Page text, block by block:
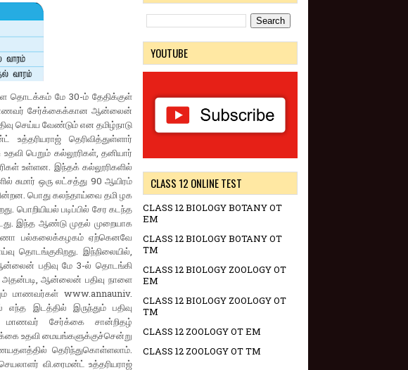
தொடக்கம் மே 30-ம் தேதிக்குள்
மாணவர் சேர்க்கைக்கான ஆன்லைன்
செய்ய வேண்டும் என தமிழ்நாடு
தெரிவித்துள்ளார்
பெறும் கல்லூரிகள், தனியார்
உள்ளன. இந்தக் கல்லூரிகளில்
சுமார் ஒரு லட்சத்து 90 ஆயிரம்
பொது கலந்தாய்வை தமி ழக
பொறியியல் படிப்பில் சேர கடந்த
இந்த ஆண்டு முதல் முறையாக
பல்கலைக்கழகம் ஏற்கெனவே
தொடங்குகிறது. இந்நிலையில்,
பதிவு மே 3-ல் தொடங்கி
அதன்படி, ஆன்லைன் பதிவு நாளை
மாணவர்கள் www.annauniv.
இடத்தில் இருந்தும் பதிவு
சேர்க்கை சான்றிதழ்
உதவி மையங்களுக்குச்சென்று
தெரிந்துகொள்ளலாம்.
வி.ரைமன்ட் உத்தரியராஜ்
YOUTUBE
CLASS 12 ONLINE TEST
CLASS 12 BIOLOGY BOTANY OT
EM
CLASS 12 BIOLOGY BOTANY OT
TM
CLASS 12 BIOLOGY ZOOLOGY OT
EM
CLASS 12 BIOLOGY ZOOLOGY OT
TM
CLASS 12 ZOOLOGY OT EM
CLASS 12 ZOOLOGY OT TM